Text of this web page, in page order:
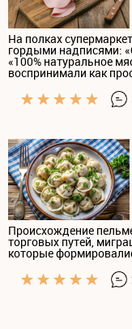
На полках
гордыми надписями:
«100% натуральное
воспринимали как
Происхождение
торговых путей,
которые